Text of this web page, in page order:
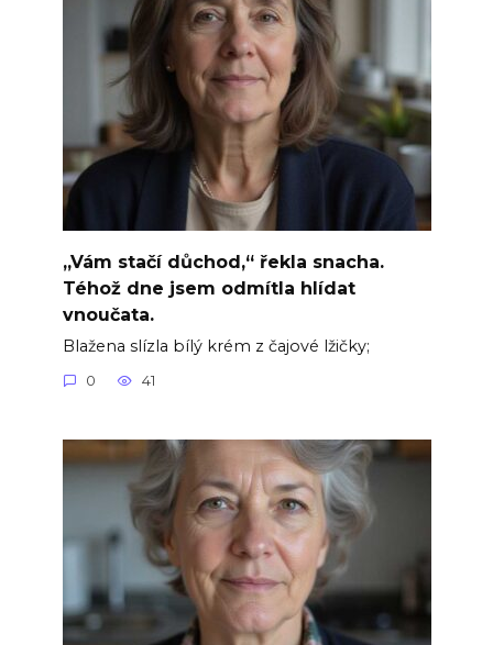
„Vám stačí důchod,“ řekla snacha.
Téhož dne jsem odmítla hlídat
vnoučata.
Blažena slízla bílý krém z čajové lžičky;
0 41